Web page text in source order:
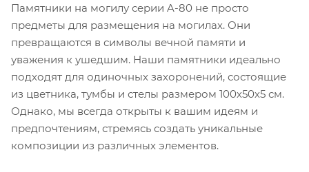
Памятники на могилу серии A-80 не просто
предметы для размещения на могилах. Они
превращаются в символы вечной памяти и
уважения к ушедшим. Наши памятники идеально
подходят для одиночных захоронений, состоящие
из цветника, тумбы и стелы размером 100х50х5 см.
Однако, мы всегда открыты к вашим идеям и
предпочтениям, стремясь создать уникальные
композиции из различных элементов.